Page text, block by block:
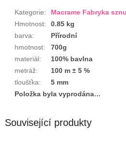
Kategorie:
Macrame Fabryka
Hmotnost:
0.85 kg
barva:
Přírodní
hmotnost:
700g
materiál:
100% bavlna
metráž:
100 m ± 5 %
tloušťka:
5 mm
Položka byla vyprodána…
Související produkty